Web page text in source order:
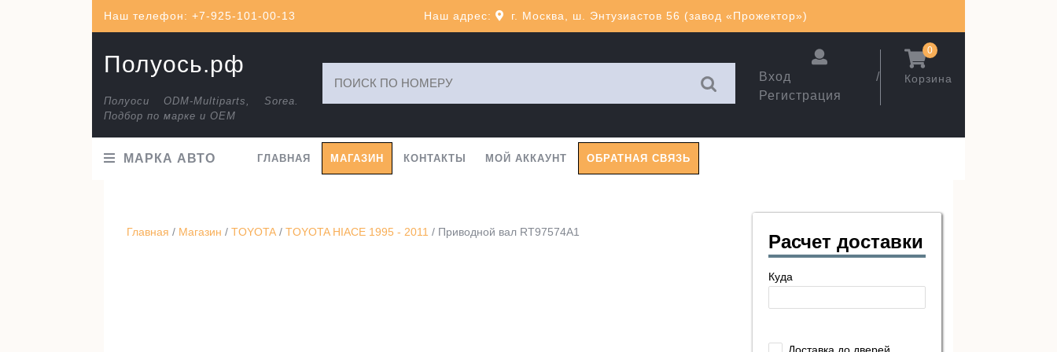
Наш телефон: +7-925-101-00-13 Наш адрес: г. Москва, ш. Энтузиастов 56 (завод «Прожектор»)
Полуось.рф
Полуоси ODM-Multiparts, Sorea.
Подбор по марке и ОЕМ
Вход /
Регистрация
Корзина
0
МАРКА АВТО ГЛАВНАЯ МАГАЗИН КОНТАКТЫ МОЙ АККАУНТ ОБРАТНАЯ СВЯЗЬ
Главная / Магазин / TOYOTA / TOYOTA HIACE 1995 - 2011 / Приводной вал RT97574A1 Расчет доставки
Куда